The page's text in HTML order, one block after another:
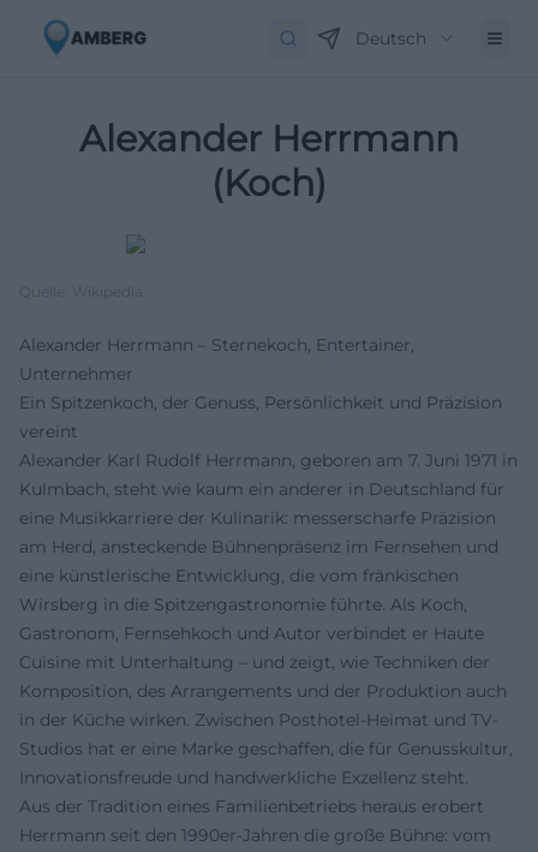
Deutsch
Alexander Herrmann
(Koch)
Quelle: Wikipedia
Alexander Herrmann – Sternekoch, Entertainer,
Unternehmer
Ein Spitzenkoch, der Genuss, Persönlichkeit und Präzision
vereint
Alexander Karl Rudolf Herrmann, geboren am 7. Juni 1971 in
Kulmbach, steht wie kaum ein anderer in Deutschland für
eine Musikkarriere der Kulinarik: messerscharfe Präzision
am Herd, ansteckende Bühnenpräsenz im Fernsehen und
eine künstlerische Entwicklung, die vom fränkischen
Wirsberg in die Spitzengastronomie führte. Als Koch,
Gastronom, Fernsehkoch und Autor verbindet er Haute
Cuisine mit Unterhaltung – und zeigt, wie Techniken der
Komposition, des Arrangements und der Produktion auch
in der Küche wirken. Zwischen Posthotel-Heimat und TV-
Studios hat er eine Marke geschaffen, die für Genusskultur,
Innovationsfreude und handwerkliche Exzellenz steht.
Aus der Tradition eines Familienbetriebs heraus erobert
Herrmann seit den 1990er-Jahren die große Bühne: vom